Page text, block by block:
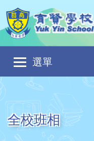
移至主內容
選單
Main
navigation
全校班相